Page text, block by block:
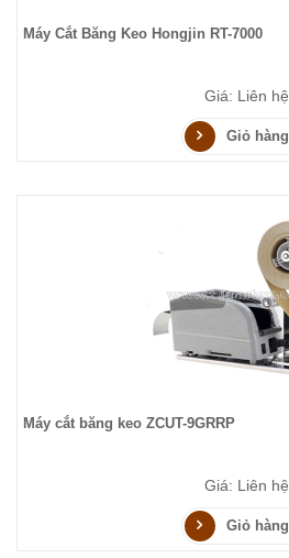
Máy Cắt Băng Keo Hongjin RT-7000
Giá: Liên hệ
Giỏ hàng
Máy cắt băng keo ZCUT-9GRRP
Giá: Liên hệ
Giỏ hàng